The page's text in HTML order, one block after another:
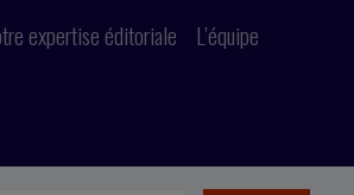
expertise éditoriale L’équipe